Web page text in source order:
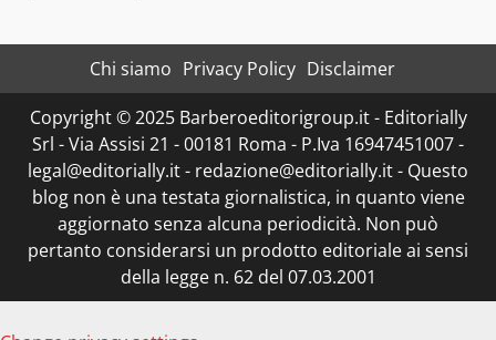
Chi siamo Privacy Policy Disclaimer
Copyright © 2025 Barberoeditorigroup.it - Editorially
Srl - Via Assisi 21 - 00181 Roma - P.Iva 16947451007 -
legal@editorially.it - redazione@editorially.it - Questo
blog non è una testata giornalistica, in quanto viene
aggiornato senza alcuna periodicità. Non può
pertanto considerarsi un prodotto editoriale ai sensi
della legge n. 62 del 07.03.2001